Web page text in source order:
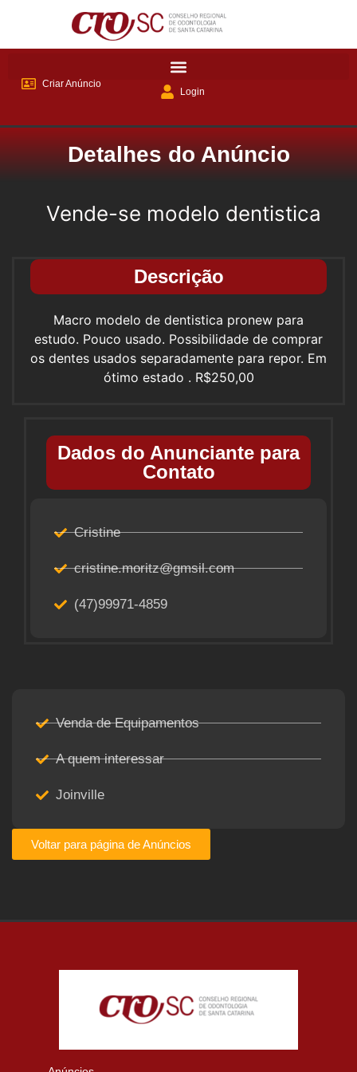
Criar Anúncio
Login
Detalhes do Anúncio
Vende-se modelo dentistica
Descrição
Macro modelo de dentistica pronew para
estudo. Pouco usado. Possibilidade de comprar
os dentes usados separadamente para repor. Em
ótimo estado . R$250,00
Dados do Anunciante para
Contato
Cristine
cristine.moritz@gmsil.com
(47)99971-4859
Venda de Equipamentos
A quem interessar
Joinville
Voltar para página de Anúncios